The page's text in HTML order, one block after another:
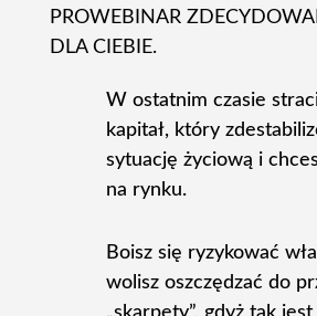
PROWEBINAR
DLA CIEBIE.
W ostatnim czasie
kapitał, który
sytuację życiową i
na rynku.
Boisz się ryzykować
wolisz oszczędzać do